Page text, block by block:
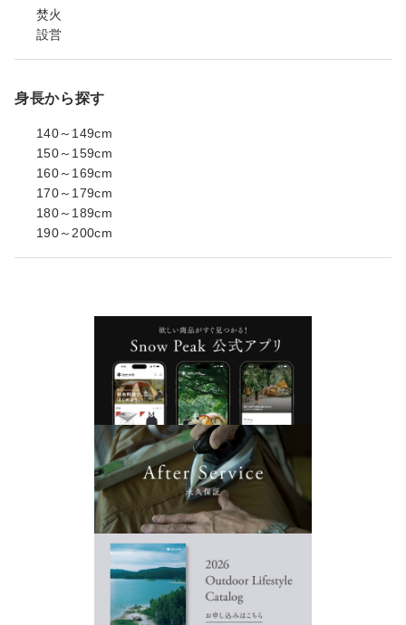
焚火
設営
身長から探す
140～149cm
150～159cm
160～169cm
170～179cm
180～189cm
190～200cm